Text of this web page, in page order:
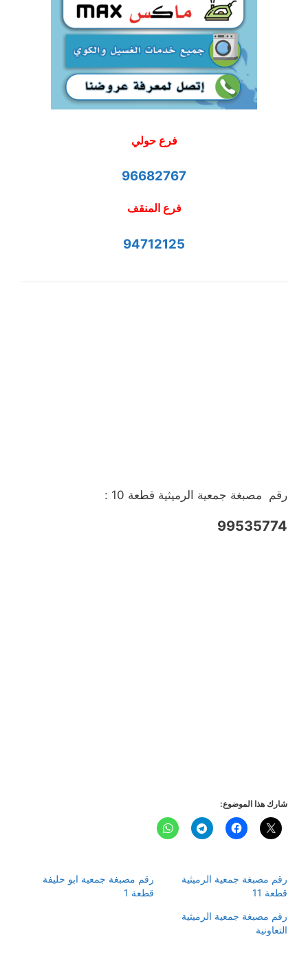
فرع حولي
96682767
فرع المنقف
94712125
رقم مصبغة جمعية الرميثية قطعة 10 :
99535774
شارك هذا الموضوع:
رقم مصبغة جمعية الرميثية
قطعة 11
رقم مصبغة جمعية ابو حليفة
قطعة 1
رقم مصبغة جمعية الرميثية
التعاونية